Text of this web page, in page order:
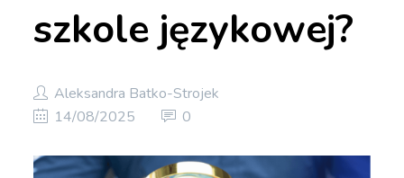
szkole językowej?
Aleksandra Batko-Strojek
14/08/2025
0